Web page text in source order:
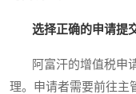
选择正确的申请提
阿富汗的增值税申请
理。申请者需要前往主